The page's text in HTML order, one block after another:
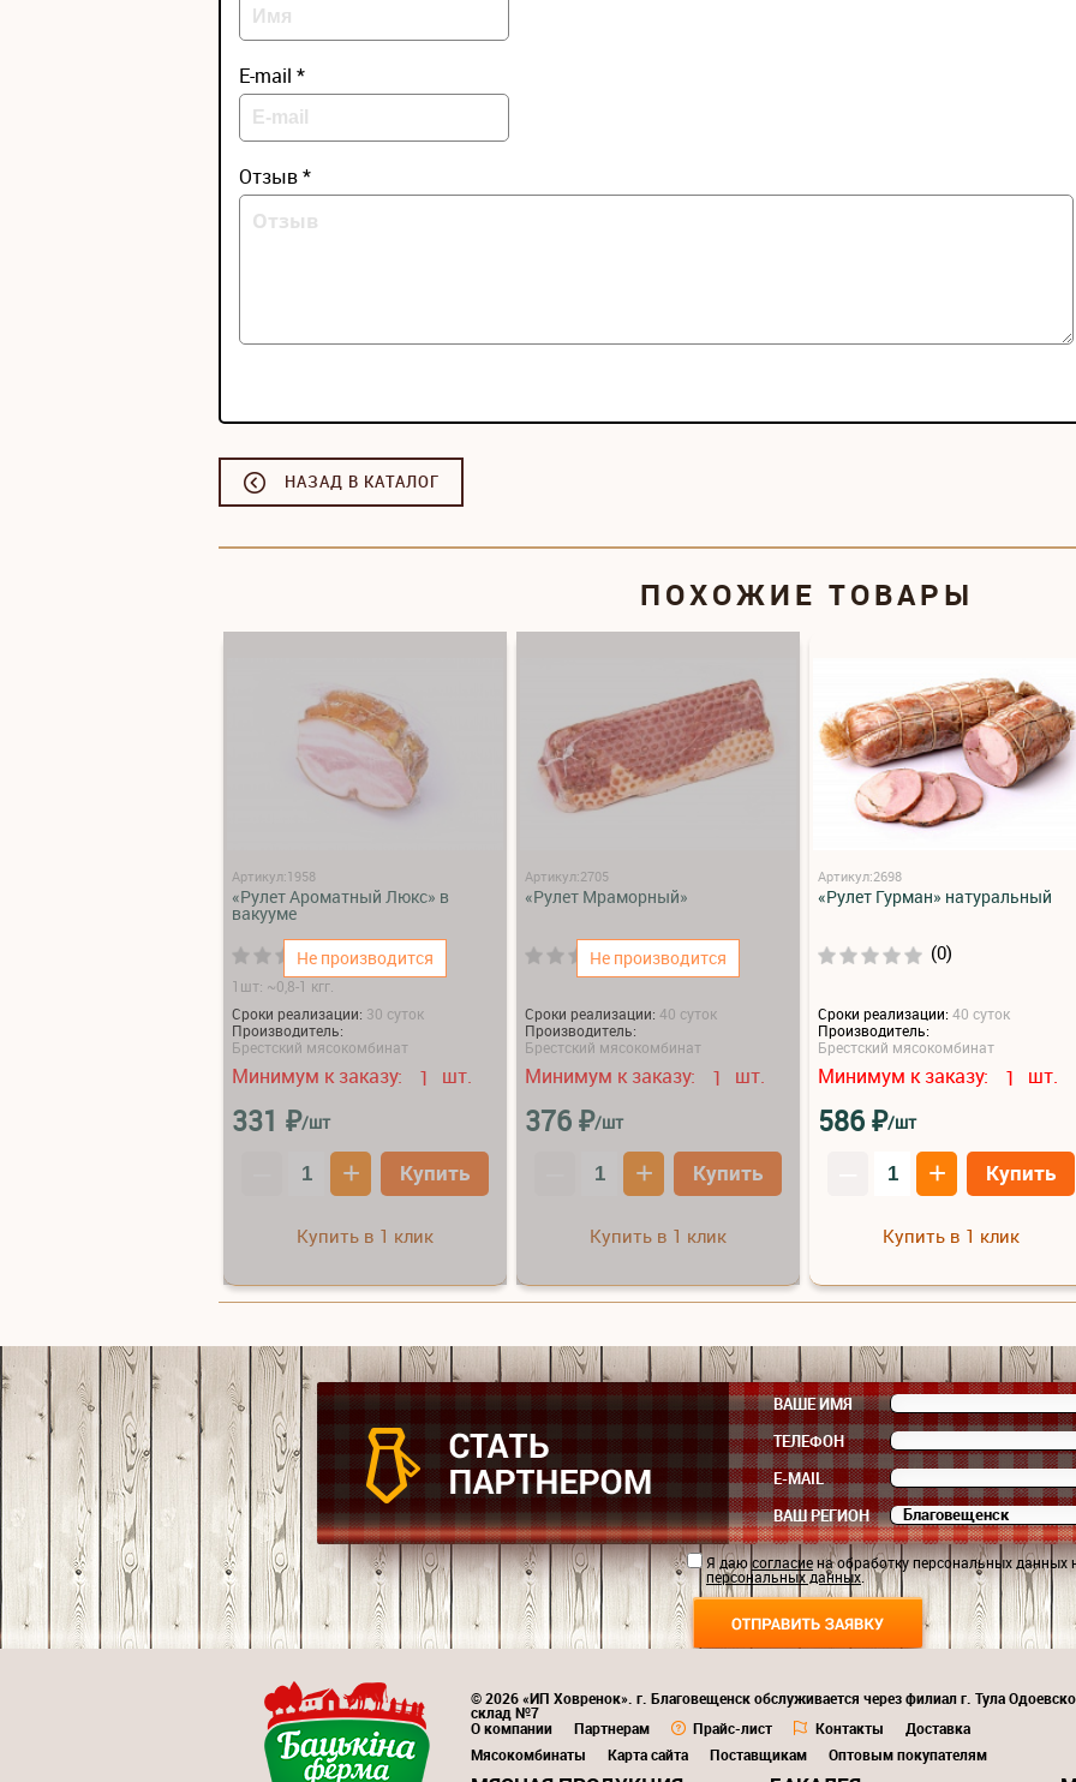
E-mail *
Отзыв *
НАЗАД В КАТАЛОГ
ПОХОЖИЕ ТОВАРЫ
Не производится
Артикул:1958
«Рулет Ароматный Люкс» в
вакууме
(0)
1шт: ~0,8-1 кгг.
Сроки реализации: 30 суток
Производитель:
Брестский мясокомбинат
Минимум к заказу: 1 шт.
331 ₽/шт
+ Купить
Купить в 1 клик
Не производится
Артикул:2705
«Рулет Мраморный»
(0)
Сроки реализации: 40 суток
Производитель:
Брестский мясокомбинат
Минимум к заказу: 1 шт.
376₽/шт
+ Купить
Купить в 1 клик
Артикул:2698
«Рулет Гурман» натуральный
(0)
Сроки реализации:40 суток
Производитель:
Брестский мясокомбинат
Минимум к заказу: 1 шт.
586₽/шт
+ Купить
Купить в 1 клик
ВАШЕ ИМЯ
ТЕЛЕФОН
E-MAIL
ВАШ РЕГИОН
Я даюсогласиена обработку персональных данных
персональных данных
© 2026 «ИП Ховренок». г. Благовещенск обслуживается через филиал г. Тула
склад №7
О компании
Партнерам Прайс-лист Контакты
Доставка
Мясокомбинаты
Карта сайта Поставщикам Оптовым покупателям